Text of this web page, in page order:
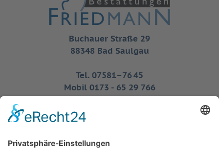
Buchauer Straße 29
88348 Bad Saulgau
Tel. 07581–76 45
Mobil 0173 - 65 29 766
Fax 07581 - 51 589
info@friedmann-bestattungen.de
Hindenburgstr. 47